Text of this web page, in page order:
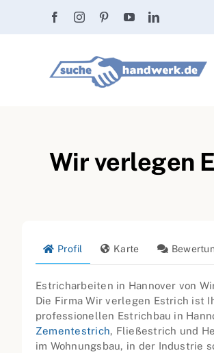
Wir verlegen
Profil Karte
Estricharbeiten in Hannover von
Die Firma Wir verlegen Estrich ist
professionellen Estrichbau in
Zementestrich, Fließestrich und
im Wohnungsbau, in der Industrie